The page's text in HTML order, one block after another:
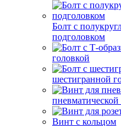
Болт с
подголовком
головкой
шестигранной
пневматической
Винт с кольцом